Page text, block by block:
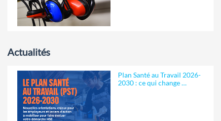
Actualités
Plan Santé au Travail 2026-
2030 : ce qui change …